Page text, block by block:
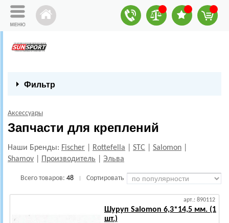
Фильтр
Аксессуары
Запчасти для креплений
Наши Бренды: Fischer Rottefella STC Salomon
Shamov
Производитель Эльва
Всего товаров: 48 Сортировать
арт.: 890112
Шуруп Salomon 6,3*14,5 мм. (1
шт.)